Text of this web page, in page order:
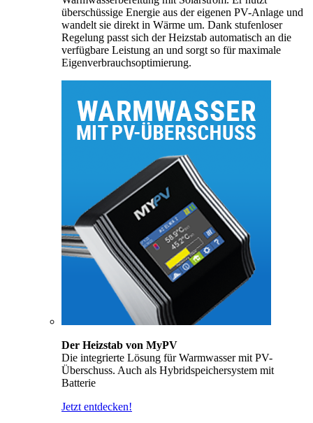
überschüssige Energie aus der eigenen PV-Anlage und
wandelt sie direkt in Wärme um. Dank stufenloser
Regelung passt sich der Heizstab automatisch an die
verfügbare Leistung an und sorgt so für maximale
Eigenverbrauchsoptimierung.
Der Heizstab von MyPV
Die integrierte Lösung für Warmwasser mit PV-
Überschuss. Auch als Hybridspeichersystem mit
Batterie
Jetzt entdecken!